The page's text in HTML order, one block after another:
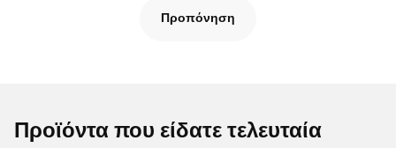
Προπόνηση
Προϊόντα που είδατε τελευταία